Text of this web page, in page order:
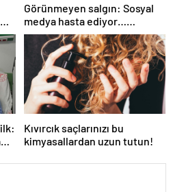
Görünmeyen salgın: Sosyal
medya hasta ediyor…
Fiziksel, duygusal, zihinsel
etkilerine inanamayacaksınız
Kıvırcık saçlarınızı bu
kimyasallardan uzun tutun!